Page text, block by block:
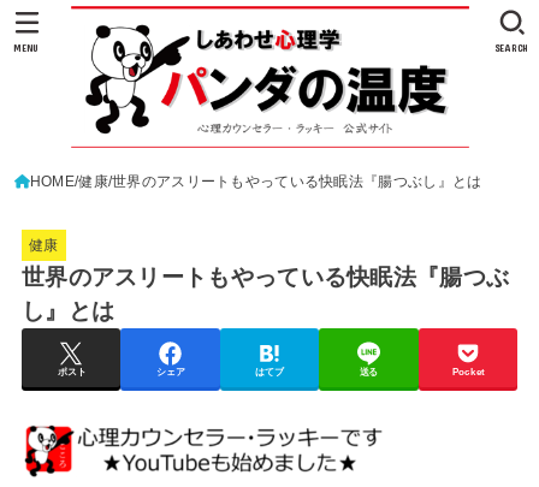
SEARCH
MENU
HOME 健康 世界のアスリートもやっている快眠法『腸つぶし』とは
健康
世界のアスリートもやっている快眠法『腸つぶ
し』とは
ポスト シェア はてブ 送る Pocket